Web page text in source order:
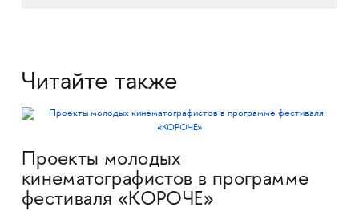
Читайте также
Проекты молодых
кинематографистов в программе
фестиваля «КОРОЧЕ»